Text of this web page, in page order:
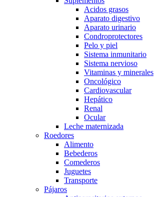
Acidos grasos
Aparato digestivo
Aparato urinario
Condroprotectores
Pelo y piel
Sistema inmunitario
Sistema nervioso
Vitaminas y minerales
Oncológico
Cardiovascular
Hepático
Renal
Ocular
Leche maternizada
Roedores
Alimento
Bebederos
Comederos
Juguetes
Transporte
Pájaros